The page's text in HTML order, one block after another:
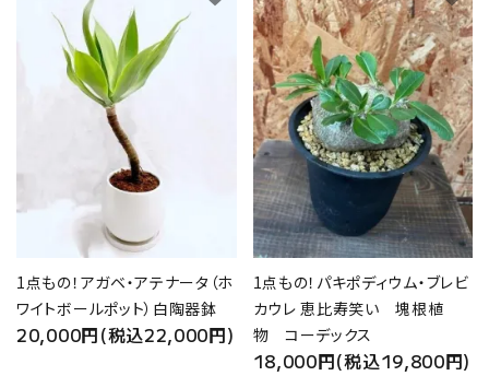
1点もの！アガベ・アテナータ（ホ
ワイトボールポット）白陶器鉢
20,000円(税込22,000円)
1点もの！パキポディウム・ブレビ
カウレ 恵比寿笑い 塊根植
物 コーデックス
18,000円(税込19,800円)